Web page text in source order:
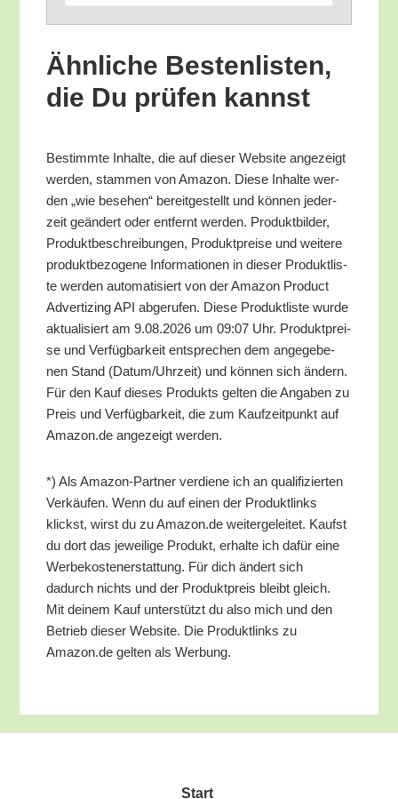
Ähn­li­che Bes­ten­lis­ten,
die Du prü­fen kannst
Bestimm­te Inhal­te, die auf die­ser Web­site ange­zeigt
wer­den, stam­men von Ama­zon. Die­se Inhal­te wer­
den „wie bese­hen“ bereit­ge­stellt und kön­nen jeder­
zeit geän­dert oder ent­fernt wer­den. Pro­dukt­bil­der,
Pro­dukt­be­schrei­bun­gen, Pro­dukt­prei­se und wei­te­re
pro­dukt­be­zo­ge­ne Infor­ma­tio­nen in die­ser Pro­dukt­lis­
te wer­den auto­ma­ti­siert von der Ama­zon Pro­duct
Adver­tiz­ing API abge­ru­fen. Die­se Pro­dukt­lis­te wur­de
aktua­li­siert am 9.08.2026 um 09:07 Uhr. Pro­dukt­prei­
se und Ver­füg­bar­keit ent­spre­chen dem ange­ge­be­
nen Stand (Datum/​Uhrzeit) und kön­nen sich ändern.
Für den Kauf die­ses Pro­dukts gel­ten die Anga­ben zu
Preis und Ver­füg­bar­keit, die zum Kauf­zeit­punkt auf
Amazon.de ange­zeigt werden.
*) Als Ama­zon-Part­ner ver­die­ne ich an qua­li­fi­zier­ten
Ver­käu­fen. Wenn du auf einen der Pro­dukt­links
klickst, wirst du zu Amazon.de wei­ter­ge­lei­tet. Kaufst
du dort das jewei­li­ge Pro­dukt, erhal­te ich dafür eine
Wer­be­kos­ten­er­stat­tung. Für dich ändert sich
dadurch nichts und der Pro­dukt­preis bleibt gleich.
Mit dei­nem Kauf unter­stützt du also mich und den
Betrieb die­ser Web­site. Die Pro­dukt­links zu
Amazon.de gel­ten als Werbung.
Start